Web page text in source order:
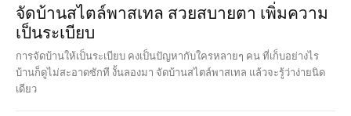
จัดบ้านสไตล์พาสเทล สวยสบายตา เพิ่มความ
เป็นระเบียบ
การจัดบ้านให้เป็นระเบียบ คงเป็นปัญหากับใครหลายๆ คน ที่เก็บอย่างไร
บ้านก็ดูไม่สะอาดซักที งั้นลองมา จัดบ้านสไตล์พาสเทล แล้วจะรู้ว่าง่ายนิด
เดียว